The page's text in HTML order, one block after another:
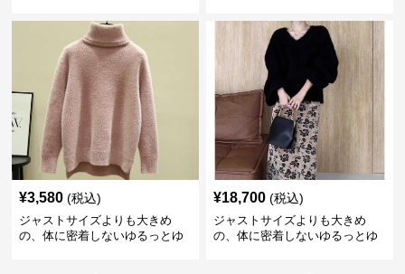
ビッグシルエットロゴニット
¥3,580 (税込)
ジャストサイズよりも大きめ
の、体に密着しないゆるっとゆ
¥18,700 (税込)
ジャストサイズよりも大きめ
の、体に密着しないゆるっとゆ